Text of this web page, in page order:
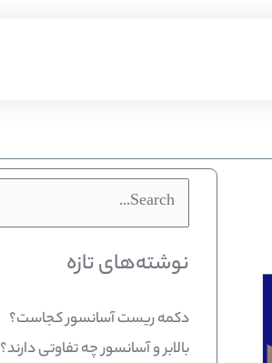
جستجو
برای:
نوشته‌های تازه
دکمه ریست آسانسور کجاست؟
بالابر و آسانسور چه تفاوتی دارند؟